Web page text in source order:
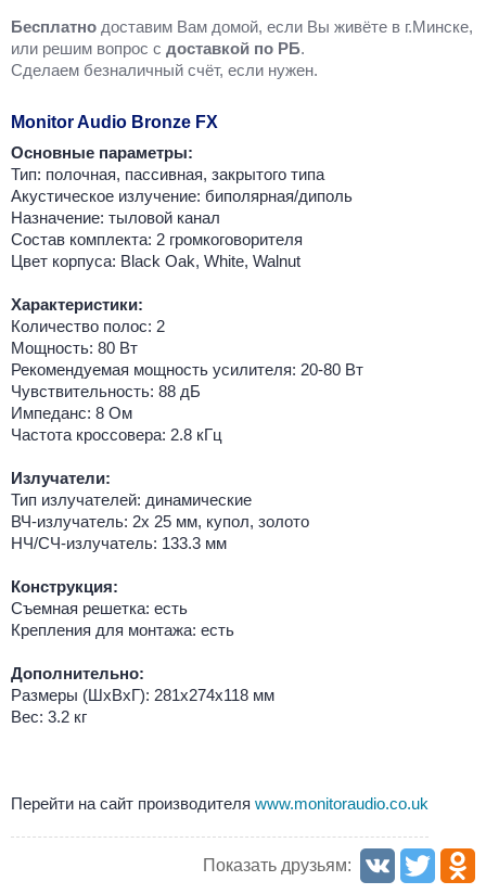
Бесплатно доставим Вам домой, если Вы живёте в г.Минске,
или решим вопрос с доставкой по РБ.
Cделаем безналичный счёт, если нужен.
Monitor Audio Bronze FX
Основные параметры:
Тип: полочная, пассивная, закрытого типа
Акустическое излучение: биполярная/диполь
Назначение: тыловой канал
Состав комплекта: 2 громкоговорителя
Цвет корпуса: Black Oak, White, Walnut
Характеристики:
Количество полос: 2
Мощность: 80 Вт
Рекомендуемая мощность усилителя: 20-80 Вт
Чувствительность: 88 дБ
Импеданс: 8 Ом
Частота кроссовера: 2.8 кГц
Излучатели:
Тип излучателей: динамические
ВЧ-излучатель: 2x 25 мм, купол, золото
НЧ/СЧ-излучатель: 133.3 мм
Конструкция:
Съемная решетка: есть
Крепления для монтажа: есть
Дополнительно:
Размеры (ШхВхГ): 281x274x118 мм
Вес: 3.2 кг
Перейти на сайт производителя www.monitoraudio.co.uk
Показать друзьям: